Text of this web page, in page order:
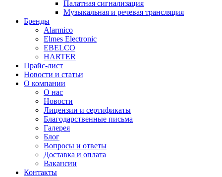
Палатная сигнализация
Музыкальная и речевая трансляция
Бренды
Alarmico
Elmes Electronic
EBELCO
HARTER
Прайс-лист
Новости и статьи
О компании
О нас
Новости
Лицензии и сертификаты
Благодарственные письма
Галерея
Блог
Вопросы и ответы
Доставка и оплата
Вакансии
Контакты